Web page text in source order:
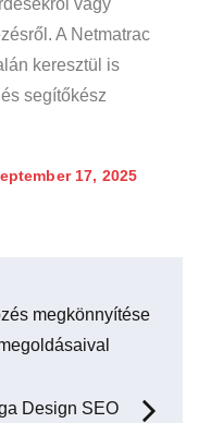
A Netmatrac
keresztül is
segítőkész
17, 2025
megkönnyítése
Design SEO